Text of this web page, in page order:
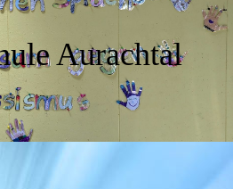
Aurachtal